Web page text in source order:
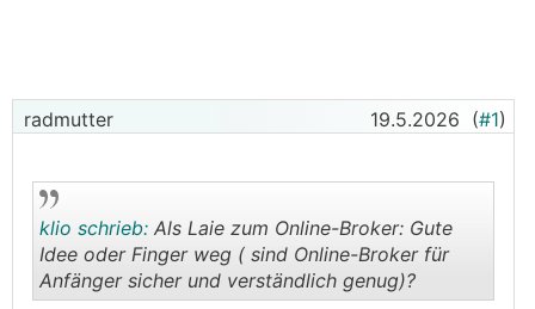
radmutter 19.5.2026 (#1)
klio schrieb: Als Laie zum Online-Broker: Gute
Idee oder Finger weg ( sind Online-Broker für
Anfänger sicher und verständlich genug)?